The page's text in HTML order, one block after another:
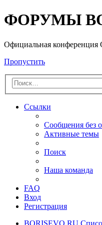
ФОРУМЫ
Официальная конференция
Пропустить
Ссылки
Сообщения без
Активные темы
Поиск
Наша команда
FAQ
Вход
Регистрация